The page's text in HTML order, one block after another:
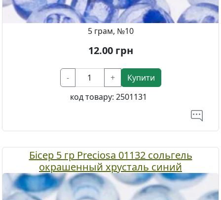
5 грам, №10
12.00грн
- +
Купити
код товару: 2501131
Бісер 5 гр Preciosa 01132 сольгель
окрашенный хрусталь синий